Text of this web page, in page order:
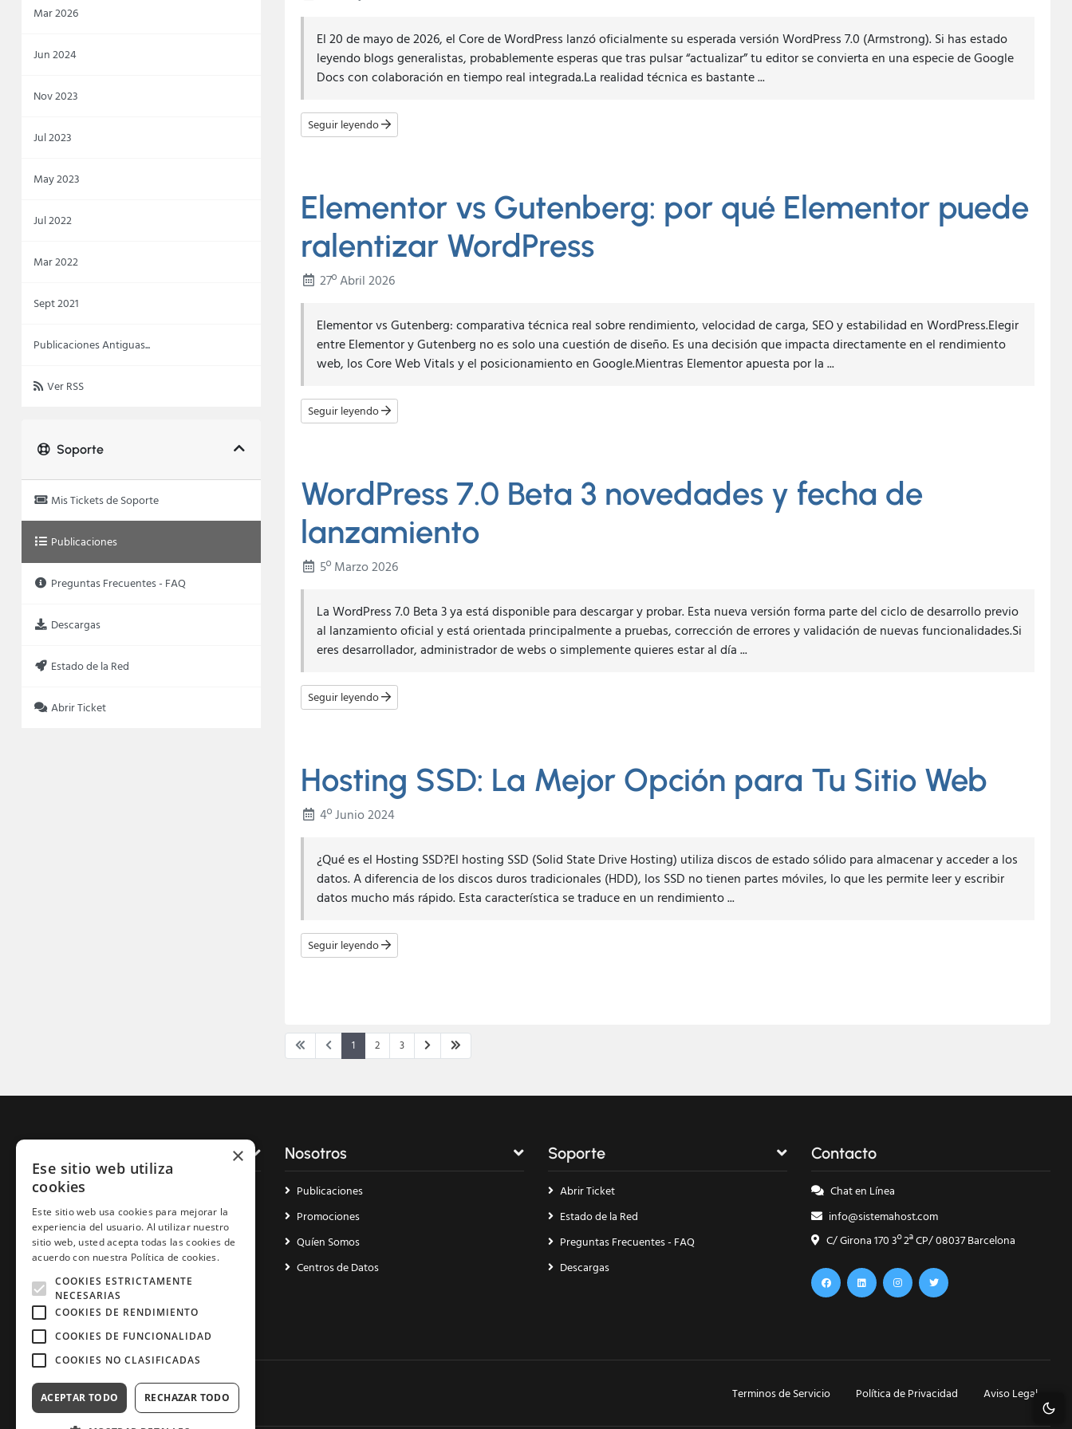
Mar 2026
Jun 2024
Nov 2023
Jul 2023
May 2023
Jul 2022
Mar 2022
Sept 2021
Publicaciones Antiguas...
Ver RSS
Soporte
Mis Tickets de Soporte
Publicaciones
Preguntas Frecuentes - FAQ
Descargas
Estado de la Red
Abrir Ticket
El 20 de mayo de 2026, el Core de WordPress lanzó oficialmente su esperada versión WordPress 7.0 (Armstrong). Si has estado
leyendo blogs generalistas, probablemente esperas que tras pulsar “actualizar” tu editor se convierta en una especie de Google
Docs con colaboración en tiempo real integrada.La realidad técnica es bastante ...
Seguir leyendo
Elementor vs Gutenberg: por qué Elementor puede
ralentizar WordPress
27º Abril 2026
Elementor vs Gutenberg: comparativa técnica real sobre rendimiento, velocidad de carga, SEO y estabilidad en WordPress.Elegir
entre Elementor y Gutenberg no es solo una cuestión de diseño. Es una decisión que impacta directamente en el rendimiento
web, los Core Web Vitals y el posicionamiento en Google.Mientras Elementor apuesta por la ...
Seguir leyendo
WordPress 7.0 Beta 3 novedades y fecha de
lanzamiento
5º Marzo 2026
La WordPress 7.0 Beta 3 ya está disponible para descargar y probar. Esta nueva versión forma parte del ciclo de desarrollo previo
al lanzamiento oficial y está orientada principalmente a pruebas, corrección de errores y validación de nuevas funcionalidades.Si
eres desarrollador, administrador de webs o simplemente quieres estar al día ...
Seguir leyendo
Hosting SSD: La Mejor Opción para Tu Sitio Web
4º Junio 2024
¿Qué es el Hosting SSD?El hosting SSD (Solid State Drive Hosting) utiliza discos de estado sólido para almacenar y acceder a los
datos. A diferencia de los discos duros tradicionales (HDD), los SSD no tienen partes móviles, lo que les permite leer y escribir
datos mucho más rápido. Esta característica se traduce en un rendimiento ...
Seguir leyendo
1 2 3
Dominios
Hosting cPanel
Hosting WordPress
Radio Streaming
Reseller Streaming
Nosotros
Publicaciones
Promociones
Quíen Somos
Centros de Datos
Soporte
Abrir Ticket
Estado de la Red
Preguntas Frecuentes - FAQ
Descargas
Contacto
Chat en Línea
info@sistemahost.com
C/ Girona 170 3º 2ª CP/ 08037 Barcelona
Terminos de Servicio Política de Privacidad Aviso Legal
×
Ese sitio web utiliza
cookies
Este sitio web usa cookies para mejorar la
experiencia del usuario. Al utilizar nuestro
sitio web, usted acepta todas las cookies de
acuerdo con nuestra Política de cookies.
COOKIES ESTRICTAMENTE
NECESARIAS
COOKIES DE RENDIMIENTO
COOKIES DE FUNCIONALIDAD
COOKIES NO CLASIFICADAS
ACEPTAR TODO RECHAZAR TODO